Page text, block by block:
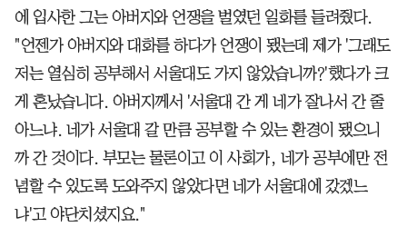
에 입사한 그는 아버지와 언쟁을 벌였던 일화를 들려줬다.
"언젠가 아버지와 대화를 하다가 언쟁이 됐는데 제가 '그래도
저는 열심히 공부해서 서울대도 가지 않았습니까?'했다가 크
게 혼났습니다. 아버지께서 '서울대 간 게 네가 잘나서 간 줄
아느냐. 네가 서울대 갈 만큼 공부할 수 있는 환경이 됐으니
까 간 것이다. 부모는 물론이고 이 사회가, 네가 공부에만 전
념할 수 있도록 도와주지 않았다면 네가 서울대에 갔겠느
냐'고 야단치셨지요."